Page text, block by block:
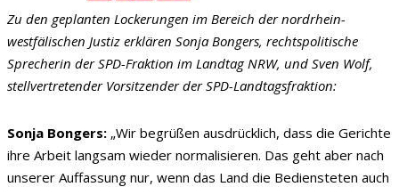
Zu den geplanten Lockerungen im Bereich der nordrhein-
westfälischen Justiz erklären Sonja Bongers, rechtspolitische
Sprecherin der SPD-Fraktion im Landtag NRW, und Sven Wolf,
stellvertretender Vorsitzender der SPD-Landtagsfraktion:
Sonja Bongers: „Wir begrüßen ausdrücklich, dass die Gerichte
ihre Arbeit langsam wieder normalisieren. Das geht aber nach
unserer Auffassung nur, wenn das Land die Bediensteten auch